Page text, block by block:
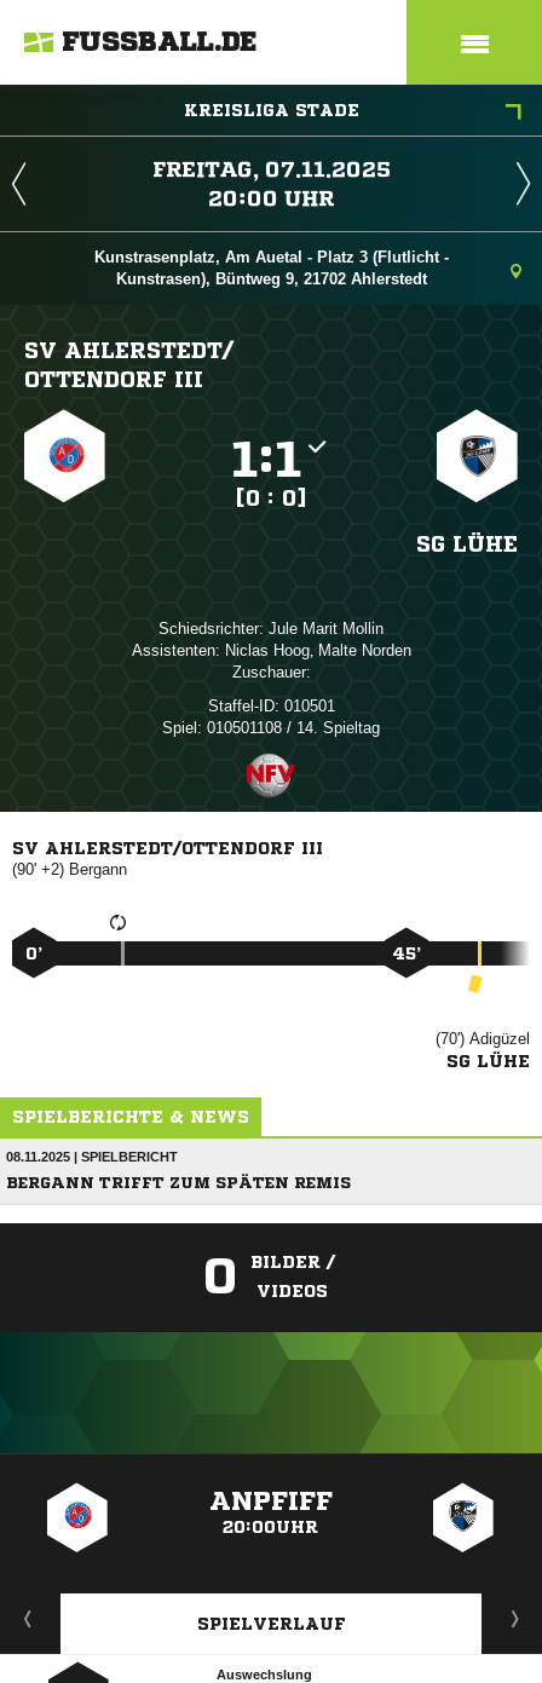
FUSSBALL.DE
KREISLIGA STADE
 
 
Kunstrasenplatz, Am Auetal - Platz 3 (Flutlicht -
Kunstrasen), Büntweg 9, 21702 Ahlerstedt
SV AHLERSTEDT/​
OTTENDORF III
:
[0 : 0]
SG LÜHE
Schiedsrichter:   
Assistenten:  ,  
Zuschauer:
Staffel-ID: 010501
Spiel: 010501108 / 14. Spieltag
SV AHLERSTEDT/OTTENDORF III
(90' +2) 
0’ 45’
(70') 
SG LÜHE
SPIELBERICHTE & NEWS
08.11.2025 | SPIELBERICHT
BERGANN TRIFFT ZUM SPÄTEN REMIS
0
BILDER /
VIDEOS
ANPFIFF
20:00UHR
SPIELVERLAUF
Auswechslung